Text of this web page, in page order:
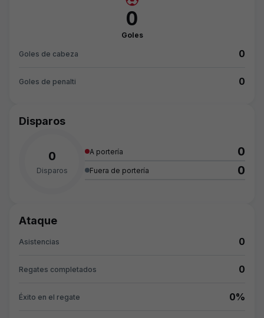
0
Goles
Goles de cabeza 0
Goles de penalti 0
Disparos
0
Disparos
A portería 0
Fuera de portería 0
Ataque
Asistencias 0
Regates completados 0
Éxito en el regate 0%